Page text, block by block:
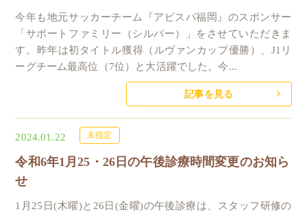
今年も地元サッカーチーム『アビスパ福岡』のスポンサー
「サポートファミリー（シルバー）」をさせていただきま
す。昨年は初タイトル獲得（ルヴァンカップ優勝）、J1リ
ーグチーム最高位（7位）と大活躍でした。今...
記事を見る
2024.01.22 未指定
令和6年1月25・26日の午後診療時間変更のお知ら
せ
1月25日(木曜)と26日(金曜)の午後診療は、スタッフ研修の